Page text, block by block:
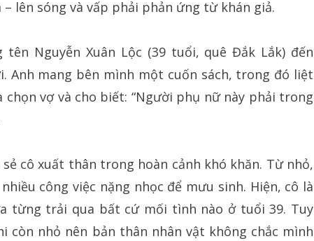
– lên sóng và vấp phải phản ứng từ khán giả.
Nguyễn Xuân Lộc (39 tuổi, quê Đắk Lắk) đến
Anh mang bên mình một cuốn sách, trong đó liệt
vợ và cho biết: “Người phụ nữ này phải trong
cô xuất thân trong hoàn cảnh khó khăn. Từ nhỏ,
công việc nặng nhọc để mưu sinh. Hiện, cô là
từng trải qua bất cứ mối tình nào ở tuổi 39. Tuy
còn nhỏ nên bản thân nhân vật không chắc mình